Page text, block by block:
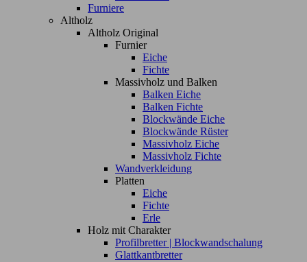
Furniere
Altholz
Altholz Original
Furnier
Eiche
Fichte
Massivholz und Balken
Balken Eiche
Balken Fichte
Blockwände Eiche
Blockwände Rüster
Massivholz Eiche
Massivholz Fichte
Wandverkleidung
Platten
Eiche
Fichte
Erle
Holz mit Charakter
Profilbretter | Blockwandschalung
Glattkantbretter